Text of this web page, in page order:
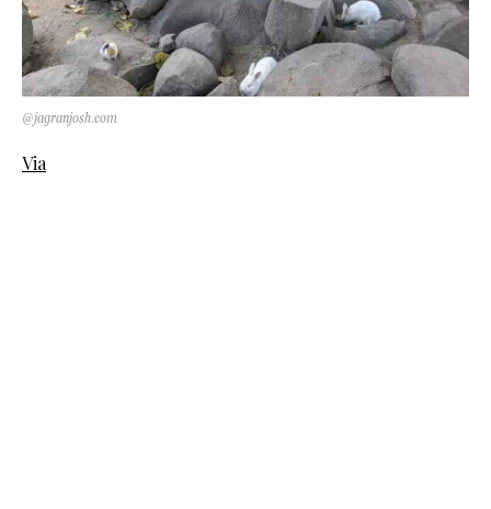
@jagranjosh.com
Via